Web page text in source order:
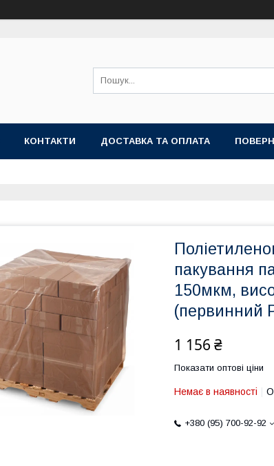
КОНТАКТИ ДОСТАВКА ТА ОПЛАТА
пакування
150мкм,
(первинний
1 156 ₴
Показати оптові ціни
Немає в наявності
+380 (95) 700-92-92